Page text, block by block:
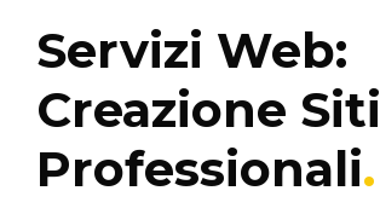
Servizi Web:
Creazione Siti
Professionali.